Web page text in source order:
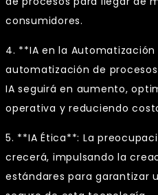
consumidores.
4. **IA en la Automatización
automatización de
IA seguirá en aumento,
operativa y reduciendo
5. **IA Ética**: La
crecerá, impulsando la
estándares para garantizar